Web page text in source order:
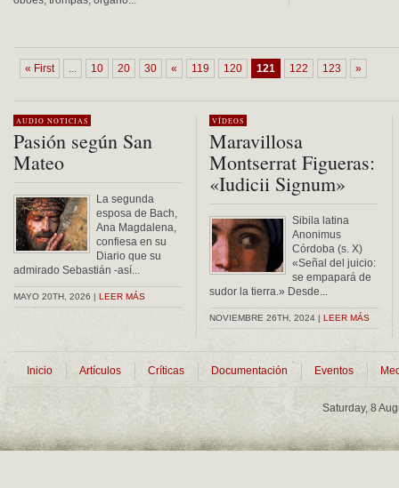
« First ... 10 20 30 « 119 120 121 122 123 »
AUDIO NOTICIAS
Pasión según San
Mateo
La segunda
esposa de Bach,
Ana Magdalena,
confiesa en su
Diario que su
admirado Sebastián -así...
MAYO 20TH, 2026 | LEER MÁS
VÍDEOS
Maravillosa
Montserrat Figueras:
«Iudicii Signum»
Sibila latina
Anonimus
Córdoba (s. X)
«Señal del juicio:
se empapará de
sudor la tierra.» Desde...
NOVIEMBRE 26TH, 2024 | LEER MÁS
Inicio Artículos Críticas Documentación Eventos
Saturday, 8